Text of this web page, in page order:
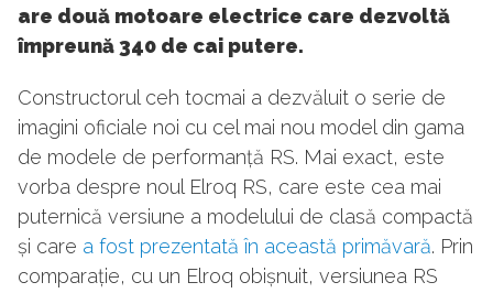
are două motoare electrice care dezvoltă
împreună 340 de cai putere.
Constructorul ceh tocmai a dezvăluit o serie de
imagini oficiale noi cu cel mai nou model din gama
de modele de performanță RS. Mai exact, este
vorba despre noul Elroq RS, care este cea mai
puternică versiune a modelului de clasă compactă
și care a fost prezentată în această primăvară. Prin
comparație, cu un Elroq obișnuit, versiunea RS